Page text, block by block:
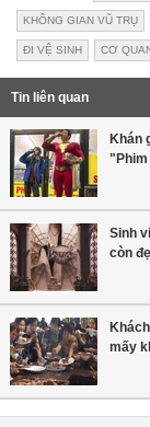
KHÔNG GIAN VŨ TRỤ
ĐI VỆ SINH CƠ
Tin liên quan
Khán
"Phim
Sinh
còn
mấy